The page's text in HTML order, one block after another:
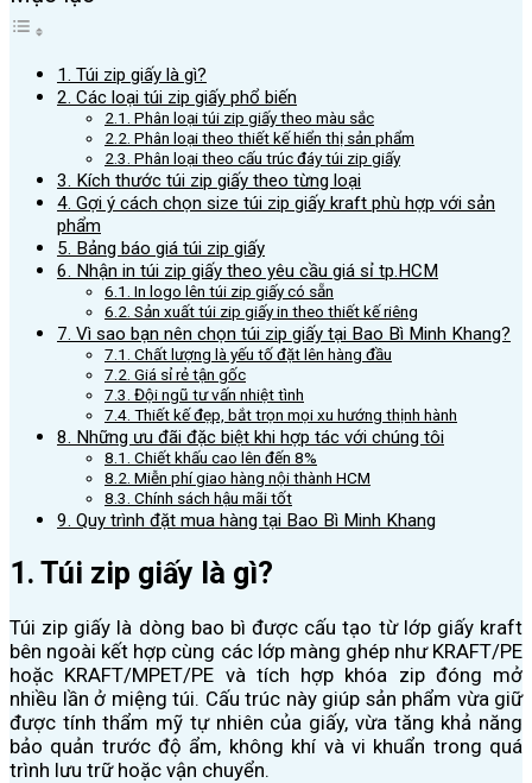
1. Túi zip giấy là gì?
2. Các loại túi zip giấy phổ biến
2.1. Phân loại túi zip giấy theo màu sắc
2.2. Phân loại theo thiết kế hiển thị sản phẩm
2.3. Phân loại theo cấu trúc đáy túi zip giấy
3. Kích thước túi zip giấy theo từng loại
4. Gợi ý cách chọn size túi zip giấy kraft phù hợp với sản
phẩm
5. Bảng báo giá túi zip giấy
6. Nhận in túi zip giấy theo yêu cầu giá sỉ tp.HCM
6.1. In logo lên túi zip giấy có sẵn
6.2. Sản xuất túi zip giấy in theo thiết kế riêng
7. Vì sao bạn nên chọn túi zip giấy tại Bao Bì Minh Khang?
7.1. Chất lượng là yếu tố đặt lên hàng đầu
7.2. Giá sỉ rẻ tận gốc
7.3. Đội ngũ tư vấn nhiệt tình
7.4. Thiết kế đẹp, bắt trọn mọi xu hướng thịnh hành
8. Những ưu đãi đặc biệt khi hợp tác với chúng tôi
8.1. Chiết khấu cao lên đến 8%
8.2. Miễn phí giao hàng nội thành HCM
8.3. Chính sách hậu mãi tốt
9. Quy trình đặt mua hàng tại Bao Bì Minh Khang
1. Túi zip giấy là gì?
Túi zip giấy là dòng bao bì được cấu tạo từ lớp giấy kraft
bên ngoài kết hợp cùng các lớp màng ghép như KRAFT/PE
hoặc KRAFT/MPET/PE và tích hợp khóa zip đóng mở
nhiều lần ở miệng túi. Cấu trúc này giúp sản phẩm vừa giữ
được tính thẩm mỹ tự nhiên của giấy, vừa tăng khả năng
bảo quản trước độ ẩm, không khí và vi khuẩn trong quá
trình lưu trữ hoặc vận chuyển.